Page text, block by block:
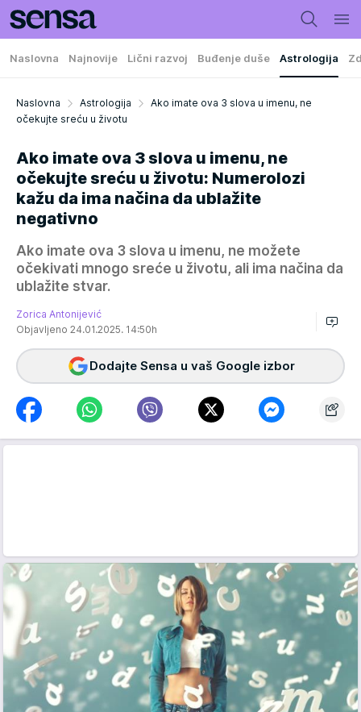
Naslovna Najnovije Lični razvoj Buđenje duše Astrologija
Naslovna Astrologija
Ako imate ova 3 slova u imenu, ne
očekujte sreću u životu
Ako imate ova 3 slova u imenu, ne
očekujte sreću u životu: Numerolozi
kažu da ima načina da ublažite
negativno
Ako imate ova 3 slova u imenu, ne možete
očekivati mnogo sreće u životu, ali ima načina da
ublažite stvar.
Zorica Antonijević
Objavljeno 24.01.2025. 14:50h
Dodajte Sensa u vaš Google izbor